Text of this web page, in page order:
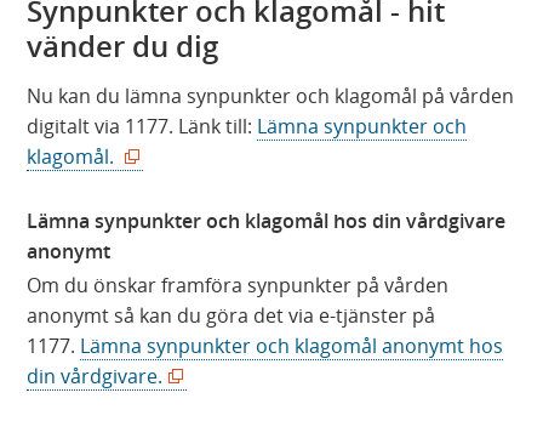
Synpunkter och klagomål - hit
vänder du dig
Nu kan du lämna synpunkter och klagomål på vården
digitalt via 1177. Länk till: Lämna synpunkter och
klagomål.
p
n
a
s
i
n
p
n
a
s
i
n
Lämna synpunkter och klagomål hos din vårdgivare
anonymt
Om du önskar framföra synpunkter på vården
anonymt så kan du göra det via e-tjänster på
1177. Lämna synpunkter och klagomål anonymt hos
din vårdgivare.